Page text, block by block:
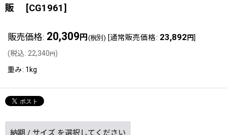
販
[CG1961]
販売価格: 20,309 円 (税別) [通常販売価格: 23,892 円]
(税込: 22,340円)
重み: 1kg
納期 / サイズ を選択してください